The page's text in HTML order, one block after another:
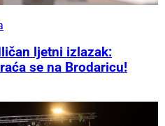
ljetni izlazak:
se na Brodaricu!